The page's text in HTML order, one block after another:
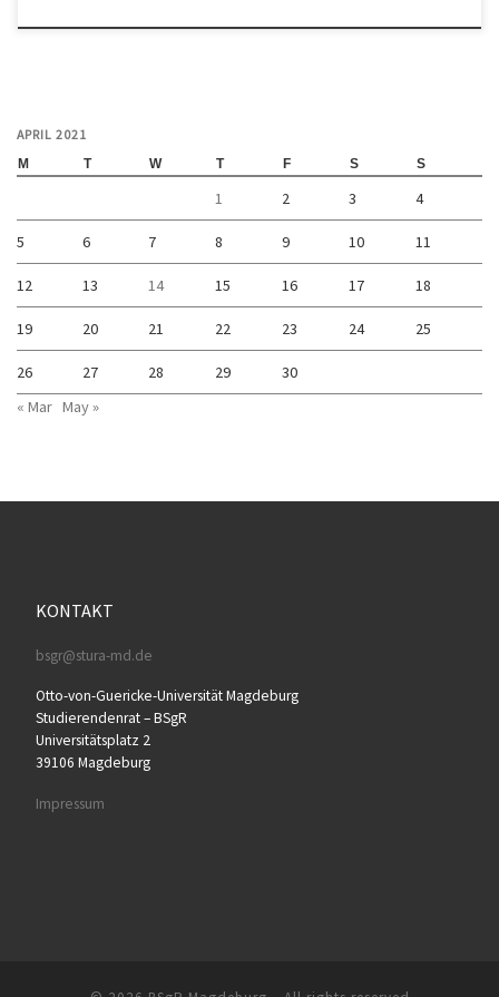
APRIL 2021
M T W T F S S
1 2 3 4
5 6 7 8 9 10 11
12 13 14 15 16 17 18
19 20 21 22 23 24 25
26 27 28 29
30
« Mar May »
KONTAKT
bsgr@stura-md.de
Otto-von-Guericke-Universität Magdeburg
Studierendenrat – BSgR
Universitätsplatz 2
39106 Magdeburg
Impressum